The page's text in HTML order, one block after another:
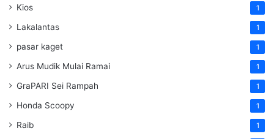
Kios 1
Lakalantas 1
pasar kaget 1
Arus Mudik Mulai Ramai 1
GraPARI Sei Rampah 1
Honda Scoopy 1
Raib 1